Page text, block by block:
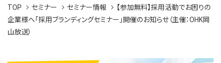
TOP セミナー セミナー情報
【参加無料】採用活動でお困りの
企業様へ「採用ブランディングセミナー」開催のお知らせ（主催：OHK岡
山放送）